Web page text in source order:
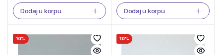
Dodaj u korpu Dodaj u korpu
10% 10%